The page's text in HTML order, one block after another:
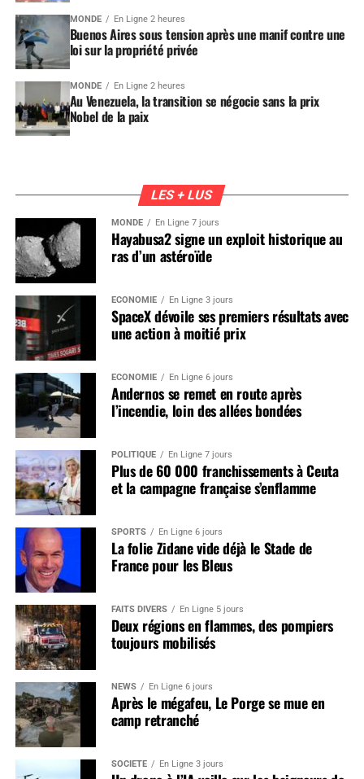
MONDE En Ligne 2 heures
Buenos Aires sous tension après une manif contre une
loi sur la propriété privée
MONDE En Ligne 2 heures
Au Venezuela, la transition se négocie sans la prix
Nobel de la paix
LES + LUS
MONDE En Ligne 7 jours
Hayabusa2 signe un exploit historique au
ras d’un astéroïde
ÉCONOMIE En Ligne 3 jours
SpaceX dévoile ses premiers résultats avec
une action à moitié prix
ÉCONOMIE En Ligne 6 jours
Andernos se remet en route après
l’incendie, loin des allées bondées
POLITIQUE En Ligne 7 jours
Plus de 60 000 franchissements à Ceuta
et la campagne française s’enflamme
SPORTS En Ligne 6 jours
La folie Zidane vide déjà le Stade de
France pour les Bleus
FAITS DIVERS En Ligne 5 jours
Deux régions en flammes, des pompiers
toujours mobilisés
NEWS En Ligne 6 jours
Après le mégafeu, Le Porge se mue en
camp retranché
SOCIÉTÉ En Ligne 3 jours